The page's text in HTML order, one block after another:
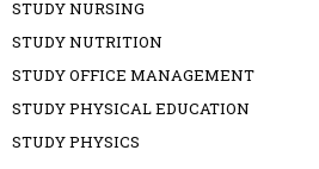
STUDY NURSING
STUDY NUTRITION
STUDY OFFICE MANAGEMENT
STUDY PHYSICAL EDUCATION
STUDY PHYSICS